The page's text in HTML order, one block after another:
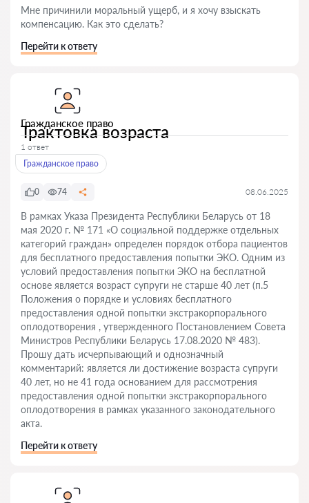
Мне причинили моральный ущерб, и я хочу взыскать
компенсацию. Как это сделать?
Перейти к ответу
Гражданское право
Трактовка возраста
1 ответ
Гражданское право
0 74 08.06.2025
В рамках Указа Президента Республики Беларусь от 18
мая 2020 г. № 171 «О социальной поддержке отдельных
категорий граждан» определен порядок отбора пациентов
для бесплатного предоставления попытки ЭКО. Одним из
условий предоставления попытки ЭКО на бесплатной
основе является возраст супруги не старше 40 лет (п.5
Положения о порядке и условиях бесплатного
предоставления одной попытки экстракорпорального
оплодотворения , утвержденного Постановлением Совета
Министров Республики Беларусь 17.08.2020 № 483).
Прошу дать исчерпывающий и однозначный
комментарий: является ли достижение возраста супруги
40 лет, но не 41 года основанием для рассмотрения
предоставления одной попытки экстракорпорального
оплодотворения в рамках указанного законодательного
акта.
Перейти к ответу